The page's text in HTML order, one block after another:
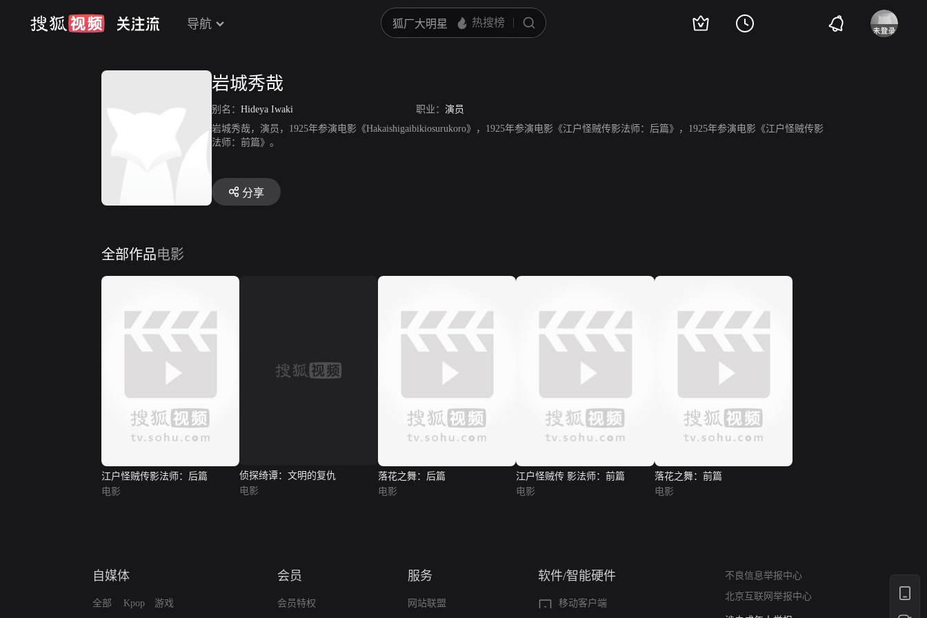
导航
岩城秀哉
别名： Hideya Iwaki 职业： 演员
岩城秀哉，演员，1925年参演电影《Hakaishigaibikiosurukoro》，1925年参演电影《江户怪贼传影法师：后篇》，1925年参演电影《江户怪贼传影
法师：前篇》。
分享
全部作品电影
江户怪贼传影法师：后篇
电影
侦探绮谭：文明的复仇
电影
落花之舞：后篇
电影
江户怪贼传 影法师：前篇
电影
落花之舞：前篇
电影
自媒体
全部 Kpop 游戏
会员
会员特权
服务
网站联盟
软件/智能硬件
移动客户端
不良信息举报中心
北京互联网举报中心
涉政举报入口